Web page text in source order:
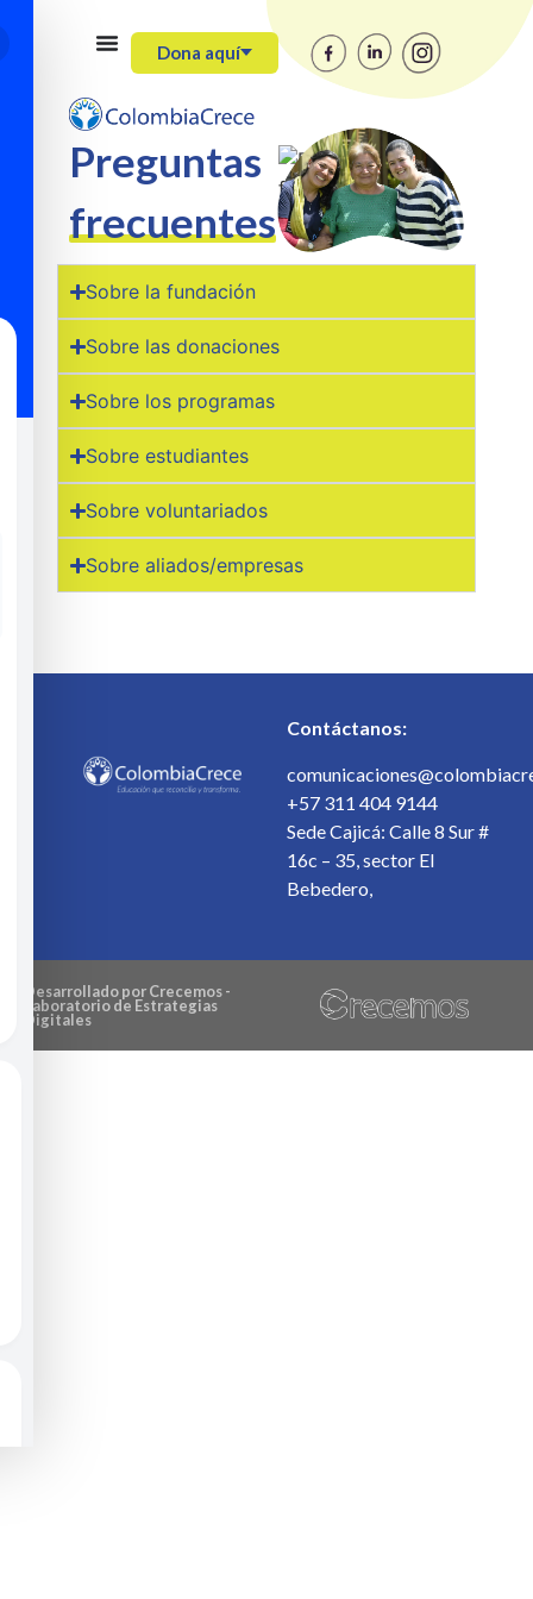
Dona aquí
Preguntas
frecuentes
Sobre la fundación
Sobre las donaciones
Sobre los programas
Sobre estudiantes
Sobre voluntariados
Sobre aliados/empresas
Contáctanos:
+57 311 404 9144
Sede Cajicá: Calle 8 Sur #
16c – 35, sector El
Bebedero,
Desarrollado por Crecemos -
Laboratorio de Estrategias
Digitales​